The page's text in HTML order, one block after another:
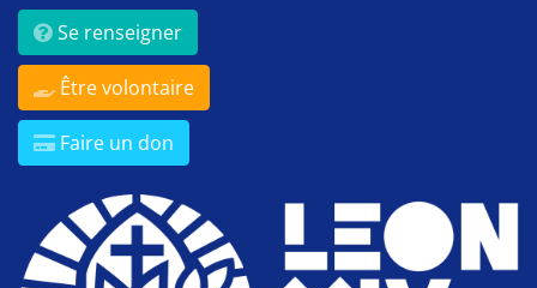
Se renseigner
Être volontaire
Faire un don